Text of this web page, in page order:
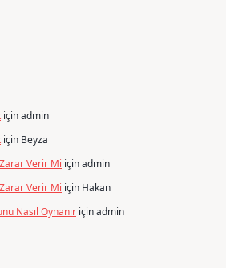
içinadmin
için Beyza
Verir Mi içinadmin
Verir Mi için Hakan
Nasıl Oynanır içinadmin